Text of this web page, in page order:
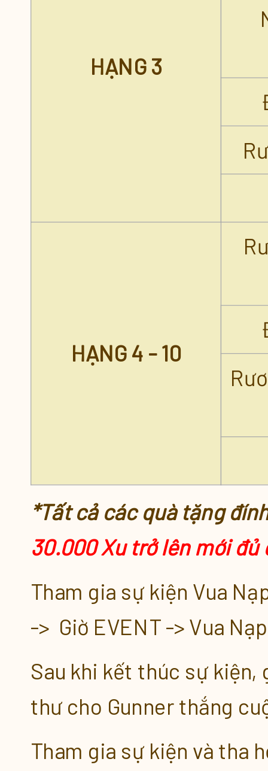
HẠNG 3
HẠNG 4 - 10
*Tất cả các quà tặng
30.000 Xu trở lên mới
Tham gia sự kiện Vua
-> Giờ EVENT -> Vua
Sau khi kết thúc sự
thư cho Gunner thắng
Tham gia sự kiện và tha